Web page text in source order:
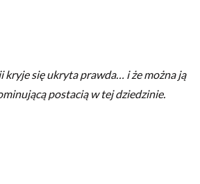
kryje się ukryta prawda… i że można ją
postacią w tej dziedzinie.